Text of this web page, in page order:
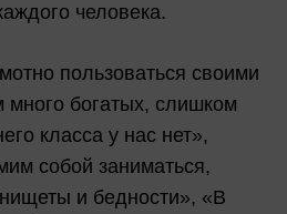
человека.
пользоваться своими
богатых, слишком
класса у нас нет»,
собой заниматься,
и бедности», «В